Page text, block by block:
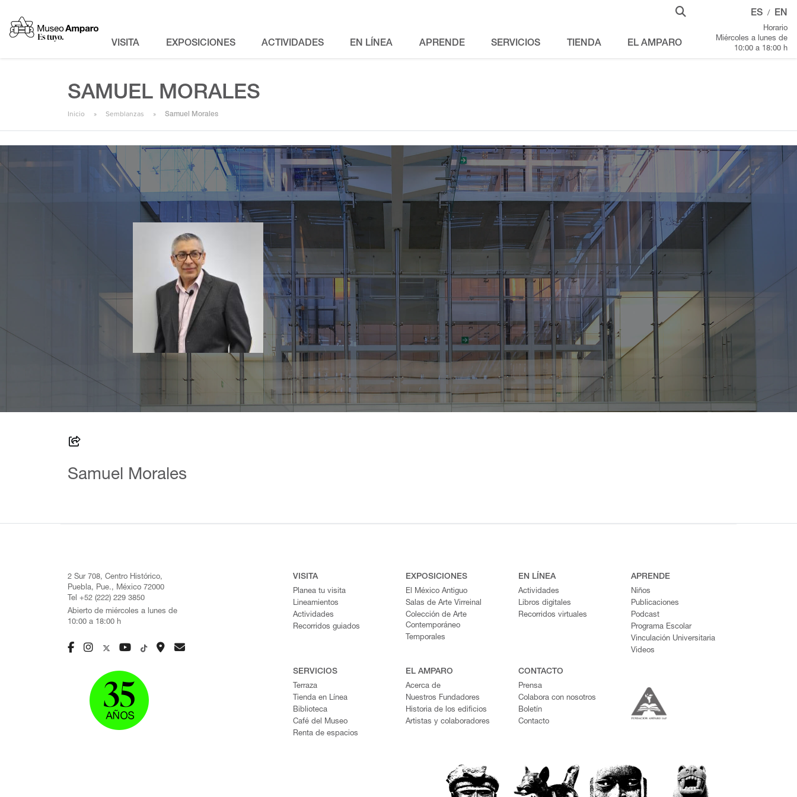
VISITA EXPOSICIONES ACTIVIDADES EN LÍNEA APRENDE SERVICIOS TIENDA EL AMPARO
ES / EN
Horario
Miércoles a lunes de
10:00 a 18:00 h
SAMUEL MORALES
Inicio Semblanzas Samuel Morales
Samuel Morales
2 Sur 708, Centro Histórico,
Puebla, Pue., México 72000
Tel +52 (222) 229 3850
Abierto de miércoles a lunes de
10:00 a 18:00 h
VISITA
Planea tu visita
Lineamientos
Actividades
Recorridos guiados
EXPOSICIONES
El México Antiguo
Salas de Arte Virreinal
Colección de Arte
Contemporáneo
Temporales
EN LÍNEA
Actividades
Libros digitales
Recorridos virtuales
APRENDE
Niños
Publicaciones
Podcast
Programa Escolar
Vinculación Universitaria
Videos
SERVICIOS
Terraza
Tienda en Línea
Biblioteca
Café del Museo
Renta de espacios
EL AMPARO
Acerca de
Nuestros Fundadores
Historia de los edificios
Artistas y colaboradores
CONTACTO
Prensa
Colabora con nosotros
Boletín
Contacto